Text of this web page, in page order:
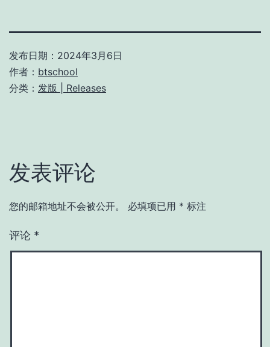
发布日期： 2024年3月6日
作者： btschool
分类： 发版 | Releases
发表评论
您的邮箱地址不会被公开。 必填项已用 * 标注
评论 *